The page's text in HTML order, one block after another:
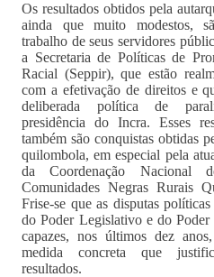
Os resultados obtidos pela
ainda que muito modestos,
trabalho de seus servidores
a Secretaria de Políticas de
Racial (Seppir), que estão
com a efetivação de direitos e
deliberada política de
presidência do Incra. Esses
também são conquistas obtidas
quilombola, em especial pela
da Coordenação Nacional
Comunidades Negras Rurais
Frise-se que as disputas
do Poder Legislativo e do
capazes, nos últimos dez
medida concreta que
resultados.